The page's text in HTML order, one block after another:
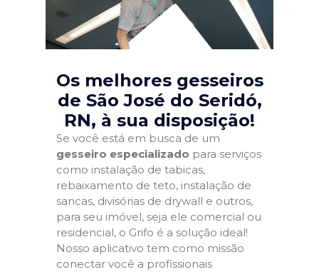
Os melhores gesseiros
de São José do Seridó,
RN, à sua disposição!
Se você está em busca de um
gesseiro especializado para serviços
como instalação de tabicas,
rebaixamento de teto, instalação de
sancas, divisórias de drywall e outros,
para seu imóvel, seja ele comercial ou
residencial, o Grifo é a solução ideal!
Nosso aplicativo tem como missão
conectar você a profissionais